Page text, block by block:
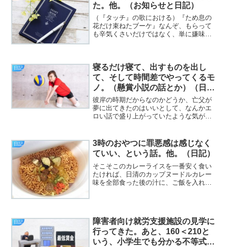
た。他。（お知らせと日記）
（『タッチ』の歌における）『ため息の
花だけ束ねたブーケ』なんぞ、もらって
も辛気くさいだけではなく、単に嫌味を
は、まだ『みどりの日』と...
日記
寝るだけ寝て、出すものを出し
て、そして時間差でやってくるモ
ノ。（懸賞小説の話とか）（日
記）
彼岸の時期だからなのかどうか、亡父が
夢に出てきたのはいいとして、なんかエ
ロい話で盛り上がっていたような気がす
眠れて、逆に「これでいいのか？」とか
思ったりする月曜日、皆様...
日記
3時のおやつに罪悪感は感じなく
ていい、という話。他。（日記）
そこそこのカレーライスを一番安く食い
たければ、日清のカップヌードルカレー
味を全部食った後の汁に、ご飯を入れれ
かというと、僕の家の近所...
日記
障害者向け就労支援施設の見学に
行ってきた。あと、160＜210と
いう、小学生でも分かる不等式。